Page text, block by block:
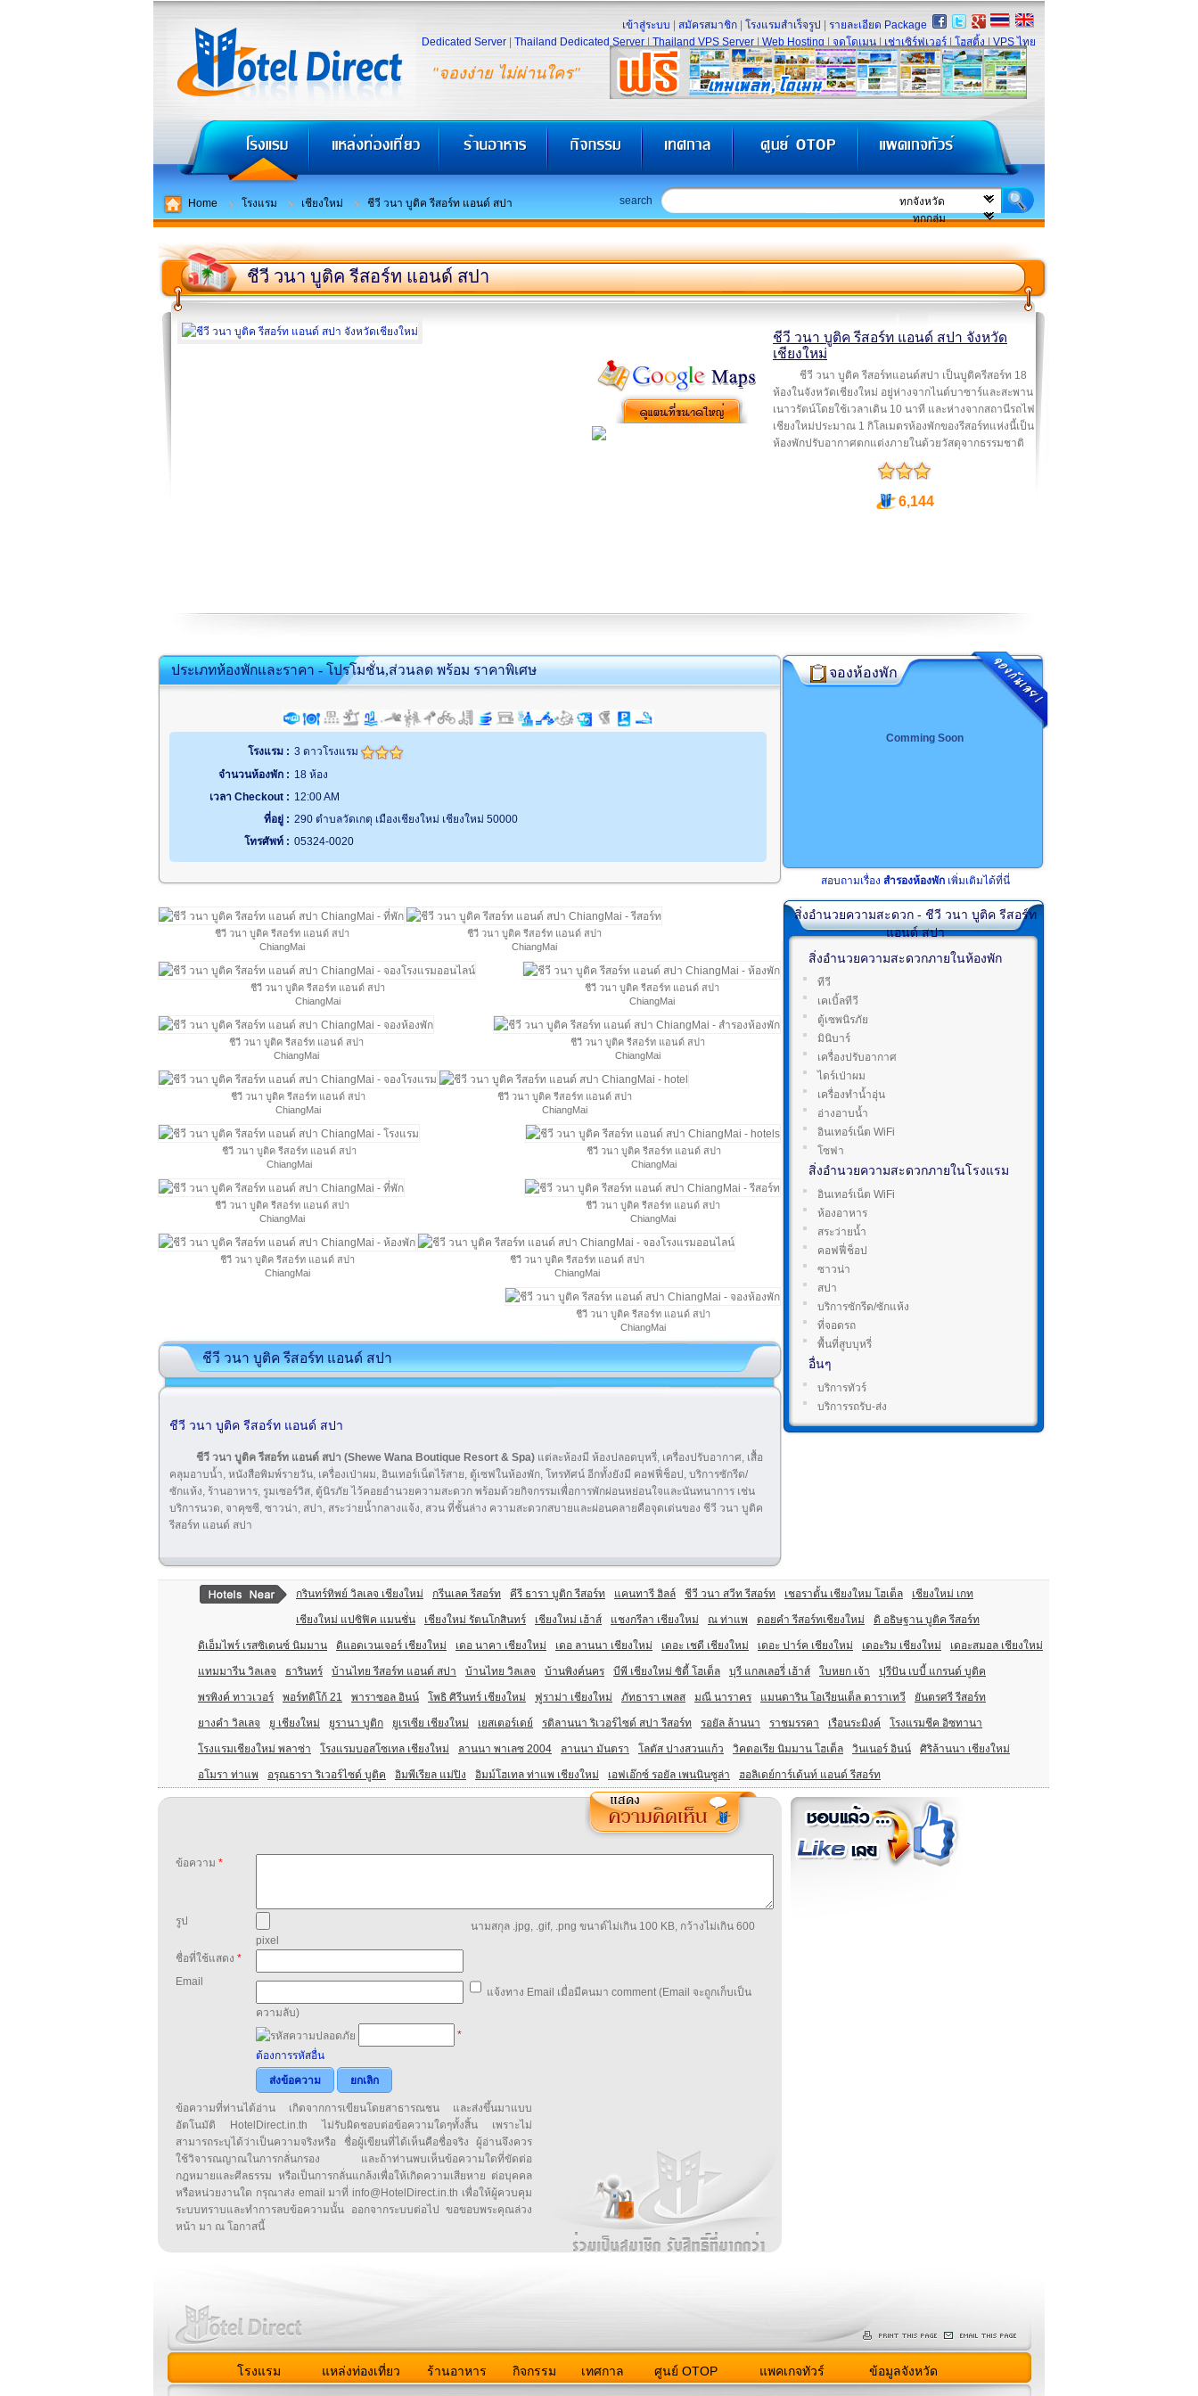
"จองง่าย ไม่ผ่านใคร"
เข้าสู่ระบบ สมัครสมาชิก โรงแรมสำเร็จรูป
รายละเอียด Package
Dedicated Server
Thailand Dedicated Server Thailand VPS Server Web Hosting จดโดเมน เช่าเซิร์ฟเวอร์ โฮสติ้ง VPS ไทย
Home โรงแรม เชียงใหม่ ชีวี วนา บูติค รีสอร์ท แอนด์ สปา search
ชีวี วนา บูติค รีสอร์ท แอนด์ สปา
ชีวี วนา บูติค รีสอร์ท แอนด์ สปา จังหวัด
เชียงใหม่
ชีวี วนา บูติค รีสอร์ทแอนด์สปา เป็นบูติครีสอร์ท 18
ห้องในจังหวัดเชียงใหม่ อยู่ห่างจากไนต์บาซาร์และสะพาน
เนาวรัตน์โดยใช้เวลาเดิน 10 นาที และห่างจากสถานีรถไฟ
เชียงใหม่ประมาณ 1 กิโลเมตรห้องพักของรีสอร์ทแห่งนี้เป็น
ห้องพักปรับอากาศตกแต่งภายในด้วยวัสดุจากธรรมชาติ
6,144
ประเภทห้องพักและราคา - โปรโมชั่น,ส่วนลด พร้อม ราคาพิเศษ
โรงแรม : 3 ดาวโรงแรม
จำนวนห้องพัก : 18 ห้อง
เวลา Checkout : 12:00 AM
ที่อยู่ : 290 ตำบลวัดเกตุ เมืองเชียงใหม่ เชียงใหม่ 50000
โทรศัพท์ : 05324-0020
ชีวี วนา บูติค รีสอร์ท แอนด์ สปา
ChiangMai
ชีวี วนา บูติค รีสอร์ท แอนด์ สปา
ChiangMai
ชีวี วนา บูติค รีสอร์ท แอนด์ สปา
ChiangMai
ชีวี วนา บูติค รีสอร์ท แอนด์ สปา
ChiangMai
ชีวี วนา บูติค รีสอร์ท แอนด์ สปา
ChiangMai
ชีวี วนา บูติค รีสอร์ท แอนด์ สปา
ChiangMai
ชีวี วนา บูติค รีสอร์ท แอนด์ สปา
ChiangMai
ชีวี วนา บูติค รีสอร์ท แอนด์ สปา
ChiangMai
ชีวี วนา บูติค รีสอร์ท แอนด์ สปา
ChiangMai
ชีวี วนา บูติค รีสอร์ท แอนด์ สปา
ChiangMai
ชีวี วนา บูติค รีสอร์ท แอนด์ สปา
ChiangMai
ชีวี วนา บูติค รีสอร์ท แอนด์ สปา
ChiangMai
ชีวี วนา บูติค รีสอร์ท แอนด์ สปา
ChiangMai
ชีวี วนา บูติค รีสอร์ท แอนด์ สปา
ChiangMai
ชีวี วนา บูติค รีสอร์ท แอนด์ สปา
ChiangMai
ชีวี วนา บูติค รีสอร์ท แอนด์ สปา
ชีวี วนา บูติค รีสอร์ท แอนด์ สปา
ชีวี วนา บูติค รีสอร์ท แอนด์ สปา (Shewe Wana Boutique Resort & Spa) แต่ละห้องมี ห้องปลอดบุหรี่, เครื่องปรับอากาศ, เสื้อ
คลุมอาบน้ำ, หนังสือพิมพ์รายวัน, เครื่องเป่าผม, อินเทอร์เน็ตไร้สาย, ตู้เซฟในห้องพัก, โทรทัศน์ อีกทั้งยังมี คอฟฟี่ช็อป, บริการซักรีด/
ซักแห้ง, ร้านอาหาร, รูมเซอร์วิส, ตู้นิรภัย ไว้คอยอำนวยความสะดวก พร้อมด้วยกิจกรรมเพื่อการพักผ่อนหย่อนใจและนันทนาการ เช่น
บริการนวด, จาคุซซี, ซาวน่า, สปา, สระว่ายน้ำกลางแจ้ง, สวน ที่ชั้นล่าง ความสะดวกสบายและผ่อนคลายคือจุดเด่นของ ชีวี วนา บูติค
รีสอร์ท แอนด์ สปา
จองห้องพัก
Comming Soon
สอบถามเรื่อง สำรองห้องพัก เพิ่มเติมได้ที่นี่
สิ่งอำนวยความสะดวก - ชีวี วนา บูติค รีสอร์ท
แอนด์ สปา
สิ่งอำนวยความสะดวกภายในห้องพัก
ทีวี
เคเบิ้ลทีวี
ตู้เซพนิรภัย
มินิบาร์
เครื่องปรับอากาศ
ไดร์เป่าผม
เครื่องทำน้ำอุ่น
อ่างอาบน้ำ
อินเทอร์เน็ต WiFi
โซฟา
สิ่งอำนวยความสะดวกภายในโรงแรม
อินเทอร์เน็ต WiFi
ห้องอาหาร
สระว่ายน้ำ
คอฟฟี่ช็อป
ซาวน่า
สปา
บริการซักรีด/ซักแห้ง
ที่จอดรถ
พื้นที่สูบบุหรี่
อื่นๆ
บริการทัวร์
บริการรถรับ-ส่ง
กรินทร์ทิพย์ วิลเลจ เชียงใหม่ กรีนเลค รีสอร์ท คีรี ธารา บูติก รีสอร์ท แคนทารี ฮิลล์ ชีวี วนา สวีท รีสอร์ท เชอราตั้น เชียงใหม โฮเต็ล เชียงใหม่ เกท
เชียงใหม่ แปซิฟิค แมนชั่น เชียงใหม่ รัตนโกสินทร์ เชียงใหม่ เฮ้าส์ แชงกรีลา เชียงใหม่ ณ ท่าแพ ดอยคำ รีสอร์ทเชียงใหม่ ดิ อธิษฐาน บูติค รีสอร์ท
ดิเอ็มไพร์ เรสซิเดนซ์ นิมมาน ดิแอดเวนเจอร์ เชียงใหม่ เดอ นาคา เชียงใหม่ เดอ ลานนา เชียงใหม่ เดอะ เชดี เชียงใหม่ เดอะ ปาร์ค เชียงใหม่ เดอะริม เชียงใหม่ เดอะสมอล เชียงใหม่
แทมมารีน วิลเลจ ธารินทร์ บ้านไทย รีสอร์ท แอนด์ สปา บ้านไทย วิลเลจ บ้านพิงค์นคร บีพี เชียงใหม่ ซิตี้ โฮเต็ล บุรี แกลเลอรี่ เฮ้าส์ ใบหยก เจ้า ปุรีปัน เบบี้ แกรนด์ บูติค
พรพิงค์ ทาวเวอร์ พอร์ทติโก้ 21 พาราซอล อินน์ โพธิ ศิรีนทร์ เชียงใหม่ ฟูราม่า เชียงใหม่ ภัทธารา เพลส มณี นาราคร แมนดาริน โอเรียนเต็ล ดาราเทวี ยันตรศรี รีสอร์ท
ยางคำ วิลเลจ ยู เชียงใหม่ ยูรานา บูติก ยูเรเซีย เชียงใหม่ เยสเตอร์เดย์ รติลานนา ริเวอร์ไซด์ สปา รีสอร์ท รอยัล ล้านนา ราชมรรคา เรือนระมิงค์ โรงแรมชีค อิซทานา
โรงแรมเชียงใหม่ พลาซ่า โรงแรมบอสโซเทล เชียงใหม่ ลานนา พาเลซ 2004 ลานนา มันตรา โลตัส ปางสวนแก้ว วิคตอเรีย นิมมาน โฮเต็ล วินเนอร์ อินน์ ศิริล้านนา เชียงใหม่
อโมรา ท่าแพ อรุณธารา ริเวอร์ไซด์ บูติค อิมพีเรียล แม่ปิง อิมม์โฮเทล ท่าแพ เชียงใหม่ เอฟเอ๊กซ์ รอยัล เพนนินซูล่า ฮอลิเดย์การ์เด้นท์ แอนด์ รีสอร์ท
ข้อความ *
รูป
นามสกุล .jpg, .gif, .png ขนาด์ไม่เกิน 100 KB, กว้างไม่เกิน 600
pixel
ชื่อที่ใช้แสดง *
Email
แจ้งทาง Email เมื่อมีคนมา comment (Email จะถูกเก็บเป็น
ความลับ)
*
ต้องการรหัสอื่น
ส่งข้อความ
ยกเลิก
ข้อความที่ท่านได้อ่าน เกิดจากการเขียนโดยสาธารณชน และส่งขึ้นมาแบบ
อัตโนมัติ HotelDirect.in.th ไม่รับผิดชอบต่อข้อความใดๆทั้งสิ้น เพราะไม่
สามารถระบุได้ว่าเป็นความจริงหรือ ชื่อผู้เขียนที่ได้เห็นคือชื่อจริง ผู้อ่านจึงควร
ใช้วิจารณญาณในการกลั่นกรอง และถ้าท่านพบเห็นข้อความใดที่ขัดต่อ
กฎหมายและศีลธรรม หรือเป็นการกลั่นแกล้งเพื่อให้เกิดความเสียหาย ต่อบุคคล
หรือหน่วยงานใด กรุณาส่ง email มาที่ info@HotelDirect.in.th เพื่อให้ผู้ควบคุม
ระบบทราบและทำการลบข้อความนั้น ออกจากระบบต่อไป ขอขอบพระคุณล่วง
หน้า มา ณ โอกาสนี้
โรงแรม แหล่งท่องเที่ยว ร้านอาหาร กิจกรรม เทศกาล ศูนย์ OTOP แพคเกจทัวร์ ข้อมูลจังหวัด